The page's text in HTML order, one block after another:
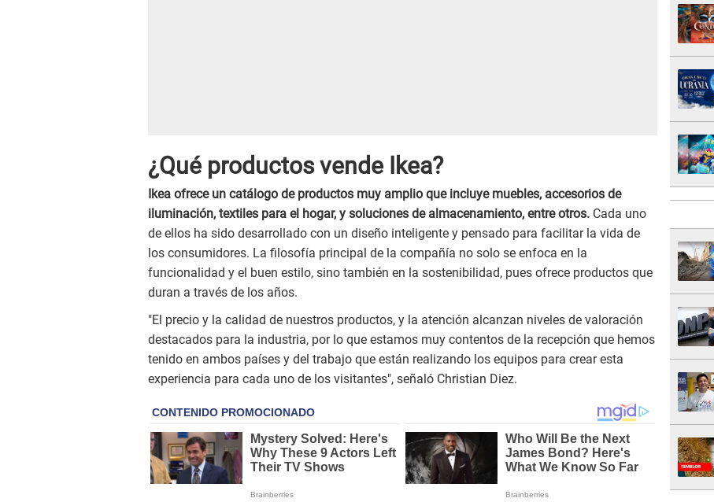
¿Qué productos vende Ikea?
Ikea ofrece un catálogo de productos muy amplio que incluye muebles, accesorios de
iluminación, textiles para el hogar, y soluciones de almacenamiento, entre otros. Cada uno
de ellos ha sido desarrollado con un diseño inteligente y pensado para facilitar la vida de
los consumidores. La filosofía principal de la compañía no solo se enfoca en la
funcionalidad y el buen estilo, sino también en la sostenibilidad, pues ofrece productos que
duran a través de los años.
"El precio y la calidad de nuestros productos, y la atención alcanzan niveles de valoración
destacados para la industria, por lo que estamos muy contentos de la recepción que hemos
tenido en ambos países y del trabajo que están realizando los equipos para crear esta
experiencia para cada uno de los visitantes", señaló Christian Diez.